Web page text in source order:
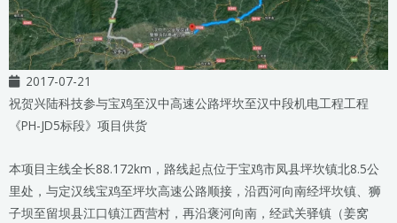
2017-07-21
祝贺兴陆科技参与宝鸡至汉中高速公路坪坎至汉中段机电工程工程
《PH-JD5标段》项目供货
本项目主线全长88.172km，路线起点位于宝鸡市凤县坪坎镇北8.5公
里处，与定汉线宝鸡至坪坎高速公路顺接，沿西河向南经坪坎镇、狮
子坝至留坝县江口镇江西营村，再沿褒河向南，经武关驿镇（姜窝